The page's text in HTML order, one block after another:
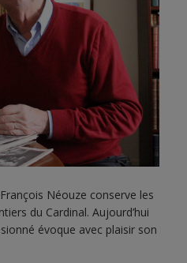
Néouze conserve les
du Cardinal. Aujourd’hui
évoque avec plaisir son